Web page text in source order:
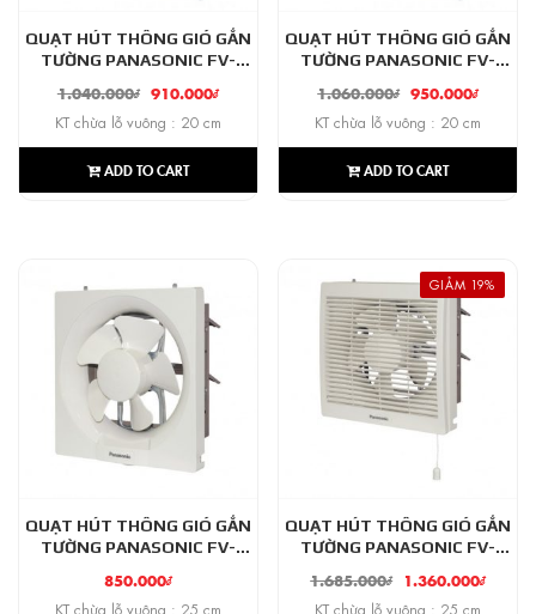
QUẠT HÚT THÔNG GIÓ GẮN
TƯỜNG PANASONIC FV-
1.040.000₫ 910.000₫
KT chừa lỗ vuông : 20 cm
ADD TO CART
QUẠT HÚT THÔNG GIÓ GẮN
TƯỜNG PANASONIC FV-
1.060.000₫ 950.000₫
KT chừa lỗ vuông : 20 cm
ADD TO CART
QUẠT HÚT THÔNG GIÓ GẮN
TƯỜNG PANASONIC FV-
850.000₫
KT chừa lỗ vuông : 25 cm
GIẢM 19%
QUẠT HÚT THÔNG GIÓ GẮN
TƯỜNG PANASONIC FV-
1.685.000₫ 1.360.000₫
KT chừa lỗ vuông : 25 cm